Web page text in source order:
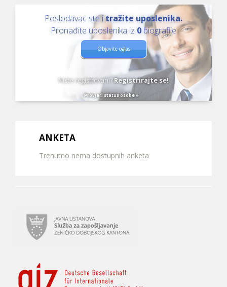
Poslodavac ste itražite uposlenika.
Pronađite uposlenika iz 0 biografije
Objavite oglas
Niste registrovani?Registrirajte se!
Provjeri status osobe »
ANKETA
Trenutno nema dostupnih anketa